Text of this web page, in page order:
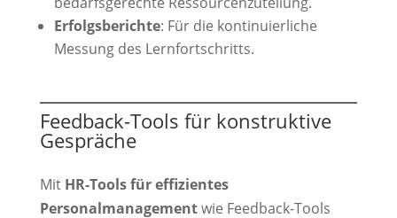
Erfolgsberichte: Für die kontinuierliche
Messung des Lernfortschritts.
Feedback-Tools für konstruktive
Gespräche
Mit HR-Tools für effizientes
Personalmanagementwie Feedback-Tools